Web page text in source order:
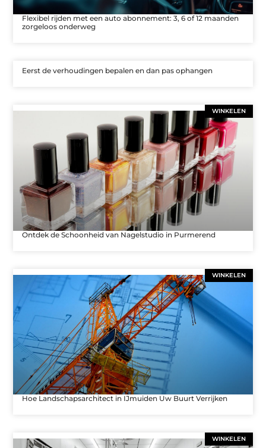
Flexibel rijden met een auto abonnement: 3, 6 of 12 maanden
zorgeloos onderweg
Eerst de verhoudingen bepalen en dan pas ophangen
WINKELEN
Ontdek de Schoonheid van Nagelstudio in Purmerend
WINKELEN
Hoe Landschapsarchitect in IJmuiden Uw Buurt Verrijken
WINKELEN